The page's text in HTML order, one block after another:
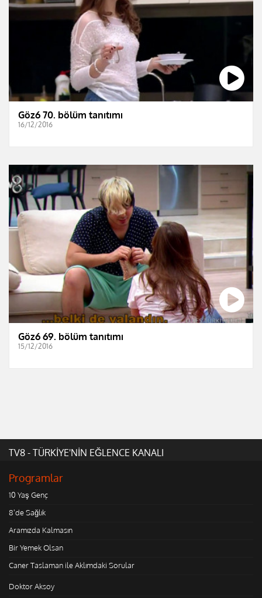
Göz6 70. bölüm tanıtımı
16/12/2016
Göz6 69. bölüm tanıtımı
15/12/2016
TV8 - TÜRKİYE'NİN EĞLENCE KANALI
Programlar
10 Yaş Genç
8'de Sağlık
Aramızda Kalmasın
Bir Yemek Olsan
Caner Taslaman ile Aklımdaki Sorular
Doktor Aksoy